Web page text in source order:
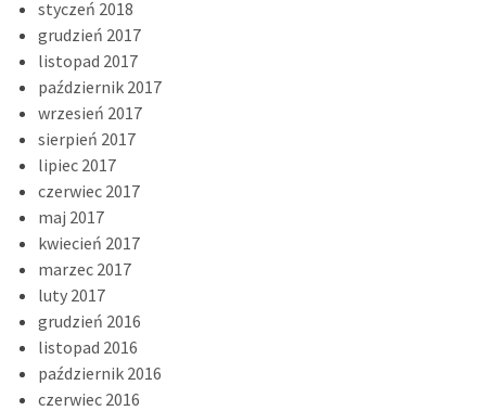
styczeń 2018
grudzień 2017
listopad 2017
październik 2017
wrzesień 2017
sierpień 2017
lipiec 2017
czerwiec 2017
maj 2017
kwiecień 2017
marzec 2017
luty 2017
grudzień 2016
listopad 2016
październik 2016
czerwiec 2016